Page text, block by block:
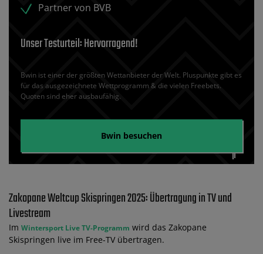
Partner von BVB
Unser Testurteil: Hervorragend!
Bwin ist einer der größten Wettanbieter der Welt. Pluspunkte gibt es
für das ausgezeichnete Wettprogramm & die vielen Freebets.
Quoten sind eher ausbaufähig.
Bwin besuchen
Zakopane Weltcup Skispringen 2025: Übertragung in TV und
Livestream
Im Wintersport Live TV-Programm wird das Zakopane
Skispringen live im Free-TV übertragen.